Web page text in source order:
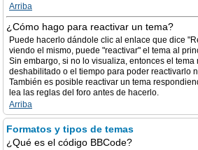
Arriba
¿Cómo hago para reactivar un tema?
Puede hacerlo dándole clic al enlace que dice
viendo el mismo, puede "reactivar" el tema al
Sin embargo, si no lo visualiza, entonces el tema
deshabilitado o el tiempo para poder reactivarlo
También es posible reactivar un tema
lea las reglas del foro antes de hacerlo.
Arriba
Formatos y tipos de temas
¿Qué es el código BBCode?